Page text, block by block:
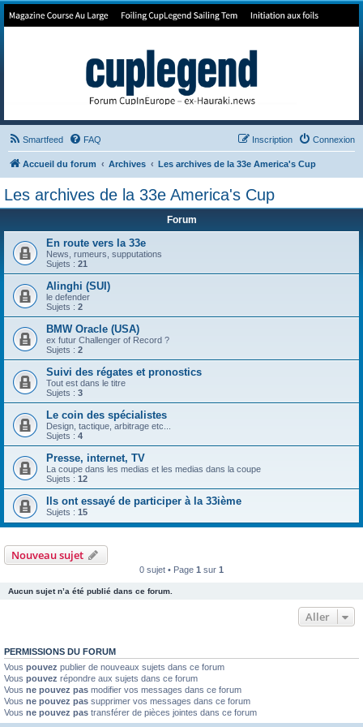
Forum de Cup In Europe
Smartfeed FAQ Connexion
Inscription
Accueil du forum Archives Les archives de la 33e America's Cup
Les archives de la 33e America's Cup
Forum
En route vers la 33e
News, rumeurs, supputations
Sujets : 21
Alinghi (SUI)
le defender
Sujets : 2
BMW Oracle (USA)
ex futur Challenger of Record ?
Sujets : 2
Suivi des régates et pronostics
Tout est dans le titre
Sujets : 3
Le coin des spécialistes
Design, tactique, arbitrage etc...
Sujets : 4
Presse, internet, TV
La coupe dans les medias et les medias dans la coupe
Sujets : 12
Ils ont essayé de participer à la 33ième
Sujets : 15
Nouveau sujet
0 sujet • Page 1 sur 1
Aucun sujet n’a été publié dans ce forum.
Aller
PERMISSIONS DU FORUM
Vous pouvez publier de nouveaux sujets dans ce forum
Vous pouvez répondre aux sujets dans ce forum
Vous ne pouvez pas modifier vos messages dans ce forum
Vous ne pouvez pas supprimer vos messages dans ce forum
Vous ne pouvez pas transférer de pièces jointes dans ce forum